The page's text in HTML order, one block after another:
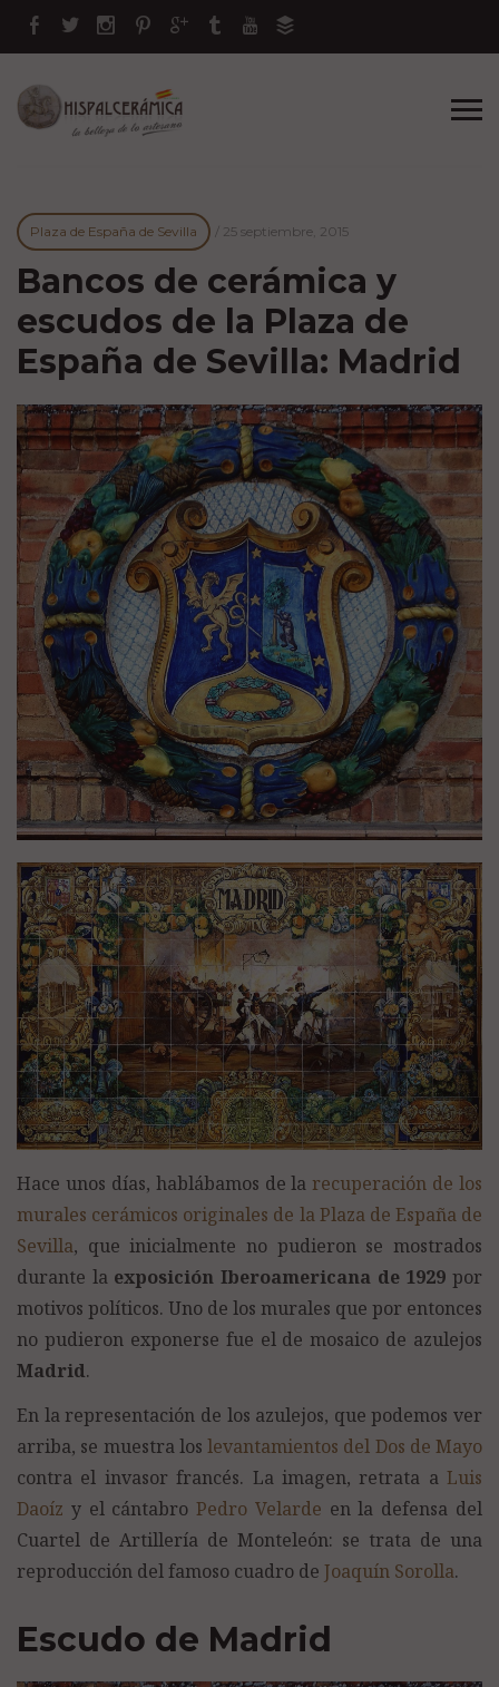
Plaza de España de Sevilla / 25 septiembre, 2015
Bancos de cerámica y
escudos de la Plaza de
España de Sevilla: Madrid
Hace unos días, hablábamos de la recuperación de los
murales cerámicos originales de la Plaza de España de
Sevilla, que inicialmente no pudieron se mostrados
durante la exposición Iberoamericana de 1929 por
motivos políticos. Uno de los murales que por entonces
no pudieron exponerse fue el de mosaico de azulejos
Madrid.
En la representación de los azulejos, que podemos ver
arriba, se muestra los levantamientos del Dos de Mayo
contra el invasor francés. La imagen, retrata a Luis
Daoíz y el cántabroPedro Velarde en la defensa del
Cuartel de Artillería de Monteleón: se trata de una
reproducción del famoso cuadro de Joaquín Sorolla.
Escudo de Madrid